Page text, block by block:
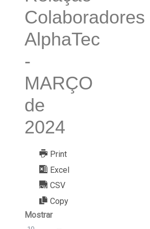
Colaboradores
AlphaTec
-
MARÇO
de
2024
Print
Excel
CSV
Copy
Mostrar